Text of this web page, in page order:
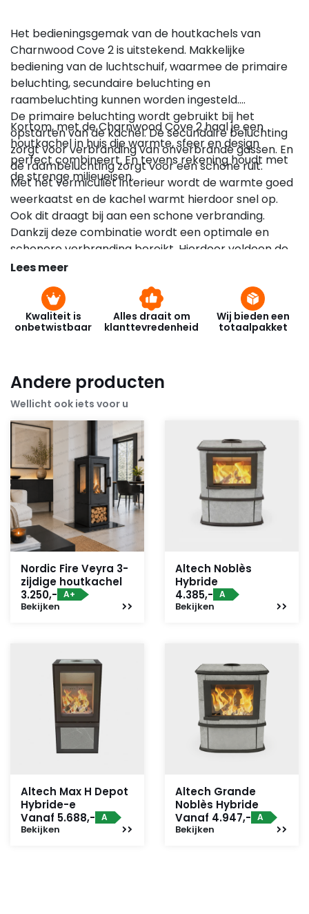
Het bedieningsgemak van de houtkachels van
Charnwood Cove 2 is uitstekend. Makkelijke
bediening van de luchtschuif, waarmee de primaire
beluchting, secundaire beluchting en
raambeluchting kunnen worden ingesteld.
De primaire beluchting wordt gebruikt bij het
opstarten van de kachel. De secundaire beluchting
zorgt voor verbranding van onverbrande gassen. En
de raambeluchting zorgt voor een schone ruit.
Met het vermiculiet interieur wordt de warmte goed
weerkaatst en de kachel warmt hierdoor snel op.
Ook dit draagt bij aan een schone verbranding.
Dankzij deze combinatie wordt een optimale en
schonere verbranding bereikt. Hierdoor voldoen de
Charnwood houtkachels aan de EcoDesign normen
Dit maakt van de Charnwood een milieu bewuste
keuze.
Kortom, met de Charnwood Cove 2 haal je een
houtkachel in huis die warmte, sfeer en design
perfect combineert. En tevens rekening houdt met
de strenge milieueisen.
Lees meer
Kwaliteit is
onbetwistbaar
Alles draait om
klanttevredenheid
Wij bieden een
totaalpakket
Andere producten
Wellicht ook iets voor u
Nordic Fire Veyra 3-
zijdige houtkachel
3.250,- A+
Bekijken
Altech Noblès
Hybride
4.385,- A
Bekijken
Altech Max H Depot
Hybride-e
Vanaf 5.688,- A
Bekijken
Altech Grande
Noblès Hybride
Vanaf 4.947,- A
Bekijken